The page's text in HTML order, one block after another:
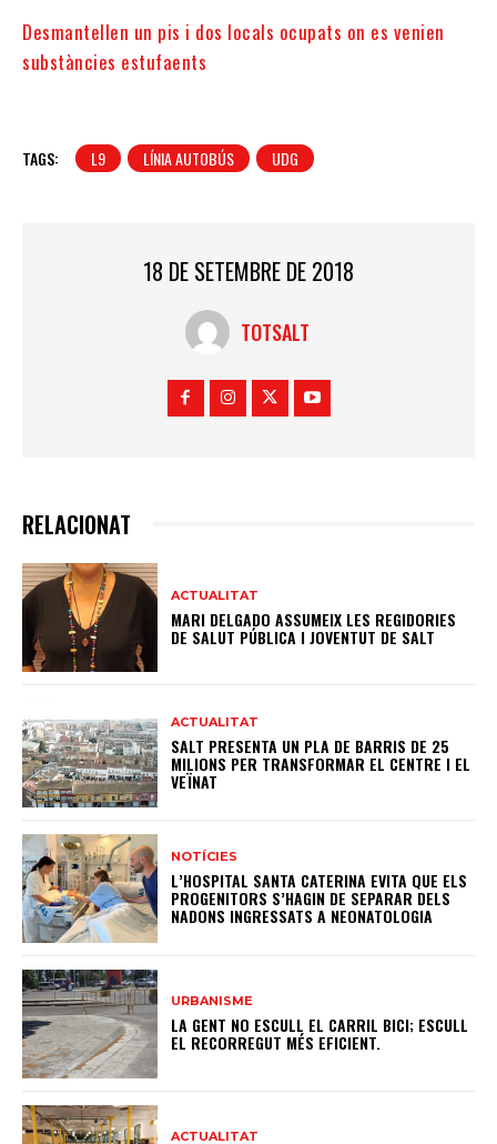
Desmantellen un pis i dos locals ocupats on es venien
substàncies estufaents
TAGS: L9 LÍNIA AUTOBÚS UDG
18 DE SETEMBRE DE 2018
TOTSALT
RELACIONAT
ACTUALITAT
MARI DELGADO ASSUMEIX LES REGIDORIES
DE SALUT PÚBLICA I JOVENTUT DE SALT
ACTUALITAT
SALT PRESENTA UN PLA DE BARRIS DE 25
MILIONS PER TRANSFORMAR EL CENTRE I EL
VEÏNAT
NOTÍCIES
L’HOSPITAL SANTA CATERINA EVITA QUE ELS
PROGENITORS S’HAGIN DE SEPARAR DELS
NADONS INGRESSATS A NEONATOLOGIA
URBANISME
LA GENT NO ESCULL EL CARRIL BICI; ESCULL
EL RECORREGUT MÉS EFICIENT.
ACTUALITAT